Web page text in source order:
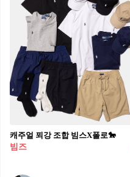
캐주얼 푀강 조합 빔스X폴로🐎
빔즈